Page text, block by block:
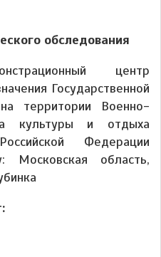
обследования
центр
Государственной
территории Военно-
культуры и отдыха
Федерации
Московская область,